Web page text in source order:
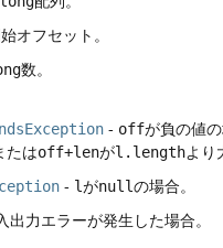
オフセット。
数。
- offが負の値の
たはoff+lenがl.lengthより
- lがnullの場合。
出力エラーが発生した場合。